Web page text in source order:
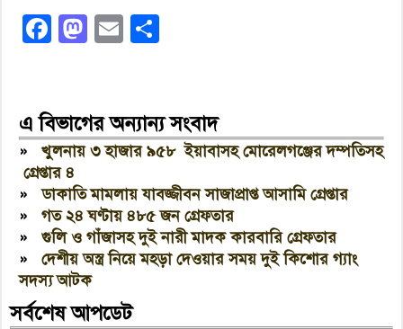
Facebook
Mastodon
Email
এ বিভাগের অন্যান্য সংবাদ
»খুলনায় ৩ হাজার ৯৫৮ ইয়াবাসহ মোরেলগঞ্জের দম্পতিসহ
গ্রেপ্তার ৪
»ডাকাতি মামলায় যাবজ্জীবন সাজাপ্রাপ্ত আসামি গ্রেপ্তার
»গত ২৪ ঘণ্টায় ৪৮৫ জন গ্রেফতার
»গুলি ও গাঁজাসহ দুই নারী মাদক কারবারি গ্রেফতার
»দেশীয় অস্ত্র নিয়ে মহড়া দেওয়ার সময় দুই কিশোর গ্যাং
সদস্য আটক
সর্বশেষ আপডেট